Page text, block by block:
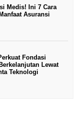
Medis! Ini 7 Cara
Asuransi
Fondasi
Lewat
Teknologi